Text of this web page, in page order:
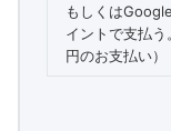
もしくは
イントで支払
円のお支払い）